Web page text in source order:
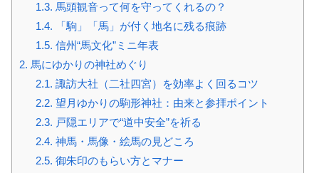
1.3. 馬頭観音って何を守ってくれるの？
1.4. 「駒」「馬」が付く地名に残る痕跡
1.5. 信州“馬文化”ミニ年表
2. 馬にゆかりの神社めぐり
2.1. 諏訪大社（二社四宮）を効率よく回るコツ
2.2. 望月ゆかりの駒形神社：由来と参拝ポイント
2.3. 戸隠エリアで“道中安全”を祈る
2.4. 神馬・馬像・絵馬の見どころ
2.5. 御朱印のもらい方とマナー